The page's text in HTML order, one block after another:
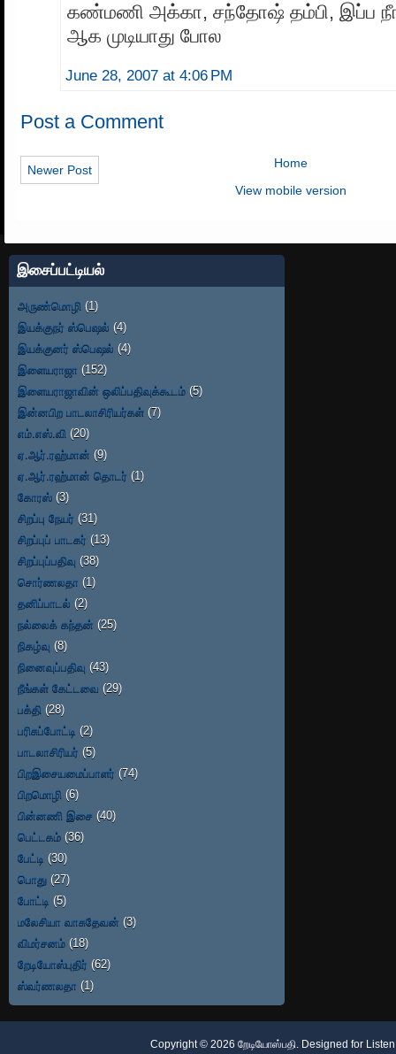
கண்மணி அக்கா, சந்தோஷ் தம்பி, இப்ப
ஆக முடியாது போல
June 28, 2007 at 4:06 PM
Post a Comment
Newer Post
Home
View mobile version
இசைப்பட்டியல்
அருண்மொழி (1)
இயக்குநர் ஸ்பெஷல் (4)
இயக்குனர் ஸ்பெஷல் (4)
இளையராஜா (152)
இளையராஜாவின் ஒலிப்பதிவுக்கூடம் (5)
இன்னபிற பாடலாசிரியர்கள் (7)
எம்.எஸ்.வி (20)
ஏ.ஆர்.ரஹ்மான் (9)
ஏ.ஆர்.ரஹ்மான் தொடர் (1)
கோரஸ் (3)
சிறப்பு நேயர் (31)
சிறப்புப் பாடகர் (13)
சிறப்புப்பதிவு (38)
சொர்ணலதா (1)
தனிப்பாடல் (2)
நல்லைக் கந்தன் (25)
நிகழ்வு (8)
நினைவுப்பதிவு (43)
நீங்கள் கேட்டவை (29)
பக்தி (28)
பரிசுப்போட்டி (2)
பாடலாசிரியர் (5)
பிறஇசையமைப்பாளர் (74)
பிறமொழி (6)
பின்னணி இசை (40)
பெட்டகம் (36)
பேட்டி (30)
பொது (27)
போட்டி (5)
மலேசியா வாசுதேவன் (3)
விமர்சனம் (18)
றேடியோஸ்புதிர் (62)
ஸ்வர்ணலதா (1)
Copyright © 2026 றேடியோஸ்பதி. Designed for